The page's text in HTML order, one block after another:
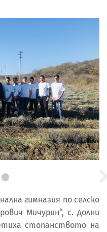
гимназия по селско
Мичурин“, с. Долни
стопанството на